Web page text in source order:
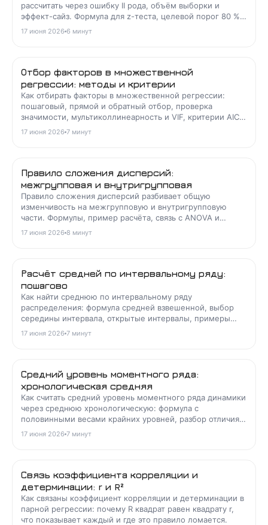
рассчитать через ошибку II рода, объём выборки и
эффект-сайз. Формула для z-теста, целевой порог 80 %,
примеры.
17 июня 2026 6 минут
Отбор факторов в множественной
регрессии: методы и критерии
Как отбирать факторы в множественной регрессии:
пошаговый, прямой и обратный отбор, проверка
значимости, мультиколлинеарность и VIF, критерии AIC и
скорректированный R квадрат.
17 июня 2026 7 минут
Правило сложения дисперсий:
межгрупповая и внутригрупповая
Правило сложения дисперсий разбивает общую
изменчивость на межгрупповую и внутригрупповую
части. Формулы, пример расчёта, связь с ANOVA и
эконометрикой.
17 июня 2026 8 минут
Расчёт средней по интервальному ряду:
пошагово
Как найти среднюю по интервальному ряду
распределения: формула средней взвешенной, выбор
середины интервала, открытые интервалы, примеры
расчёта и типичные ошибки.
17 июня 2026 7 минут
Средний уровень моментного ряда:
хронологическая средняя
Как считать средний уровень моментного ряда динамики
через среднюю хронологическую: формула с
половинными весами крайних уровней, разбор отличия
от интервального ряда и примеры расчёта.
17 июня 2026 7 минут
Связь коэффициента корреляции и
детерминации: r и R²
Как связаны коэффициент корреляции и детерминации в
парной регрессии: почему R квадрат равен квадрату r,
что показывает каждый и где это правило ломается.